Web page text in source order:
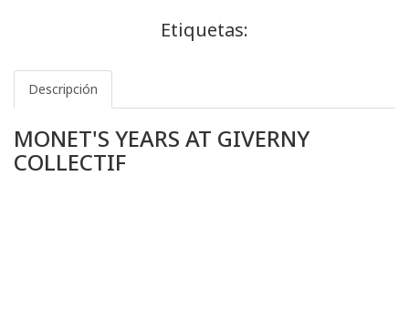
Etiquetas:
Descripción
MONET'S YEARS AT GIVERNY
COLLECTIF